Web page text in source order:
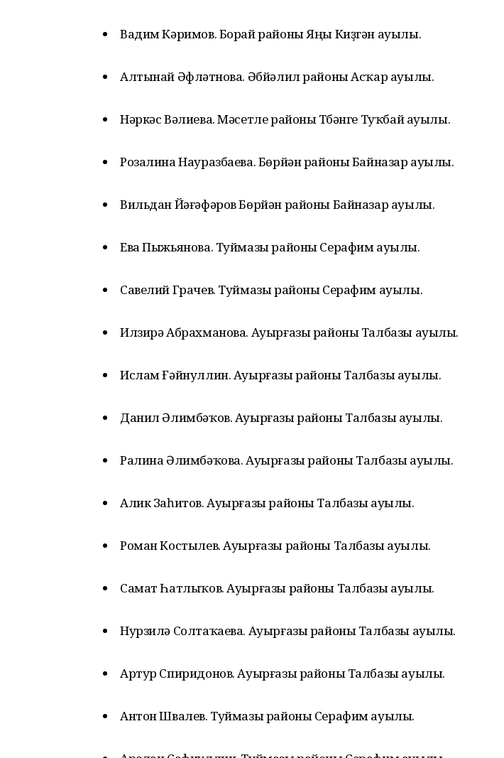
Вадим Кәримов. Борай районы Яңы Киҙгән ауылы.
Алтынай Әфләтүнова. Әбйәлил районы Асҡар ауылы.
Нәркәс Вәлиева. Мәсетле районы Түбәнге Туҡбай ауылы.
Розалина Науразбаева. Бөрйән районы Байназар ауылы.
Вильдан Йәғәфәров Бөрйән районы Байназар ауылы.
Ева Пыжьянова. Туймазы районы Серафим ауылы.
Савелий Грачев. Туймазы районы Серафим ауылы.
Илзирә Абрахманова. Ауырғазы районы Талбазы ауылы.
Ислам Ғәйнуллин. Ауырғазы районы Талбазы ауылы.
Данил Әлимбәҡов. Ауырғазы районы Талбазы ауылы.
Ралина Әлимбәҡова. Ауырғазы районы Талбазы ауылы.
Алик Заһитов. Ауырғазы районы Талбазы ауылы.
Роман Костылев. Ауырғазы районы Талбазы ауылы.
Самат Һатлыҡов. Ауырғазы районы Талбазы ауылы.
Нурзилә Солтаҡаева. Ауырғазы районы Талбазы ауылы.
Артур Спиридонов. Ауырғазы районы Талбазы ауылы.
Антон Швалев. Туймазы районы Серафим ауылы.